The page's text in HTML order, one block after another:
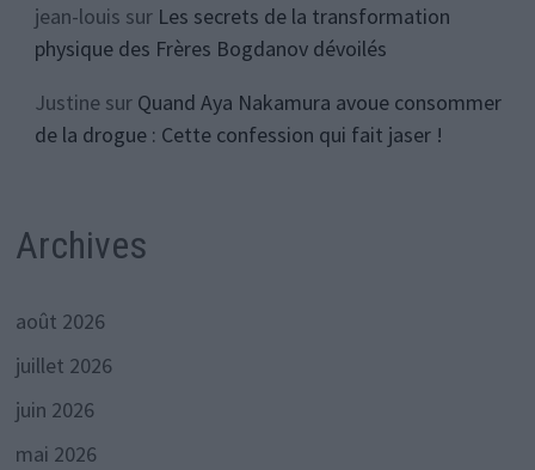
jean-louis sur Les secrets de la transformation
physique des Frères Bogdanov dévoilés
Justinesur Quand Aya Nakamura avoue consommer
de la drogue : Cette confession qui fait jaser !
Archives
août 2026
juillet 2026
juin 2026
mai 2026